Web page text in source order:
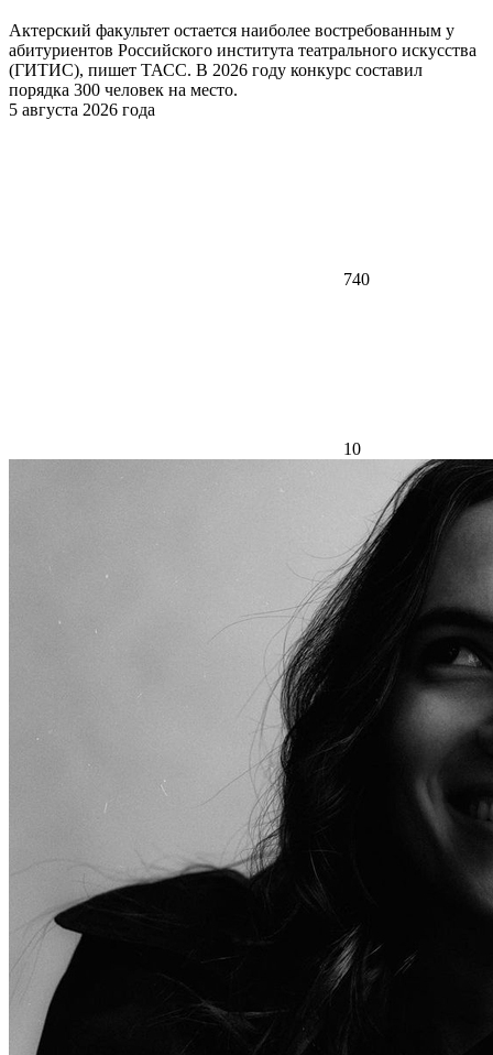
Актерский факультет остается наиболее востребованным у
абитуриентов Российского института театрального искусства
(ГИТИС), пишет ТАСС. В 2026 году конкурс составил
порядка 300 человек на место.
5 августа 2026 года
740
10